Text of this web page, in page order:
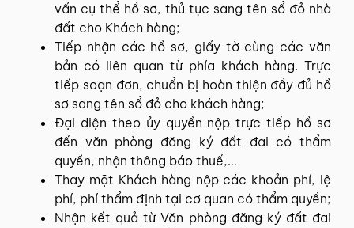
vấn cụ thể hồ sơ, thủ tục sang tên sổ đỏ nhà
đất cho Khách hàng;
Tiếp nhận các hồ sơ, giấy tờ cùng các văn
bản có liên quan từ phía khách hàng. Trực
tiếp soạn đơn, chuẩn bị hoàn thiện đầy đủ hồ
sơ sang tên sổ đỏ cho khách hàng;
Đại diện theo ủy quyền nộp trực tiếp hồ sơ
đến văn phòng đăng ký đất đai có thẩm
quyền, nhận thông báo thuế,…
Thay mặt Khách hàng nộp các khoản phí, lệ
phí, phí thẩm định tại cơ quan có thẩm quyền;
Nhận kết quả từ Văn phòng đăng ký đất đai